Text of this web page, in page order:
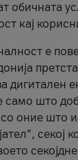
обичната
кај
е
дигитален
само што
со оние што
секој